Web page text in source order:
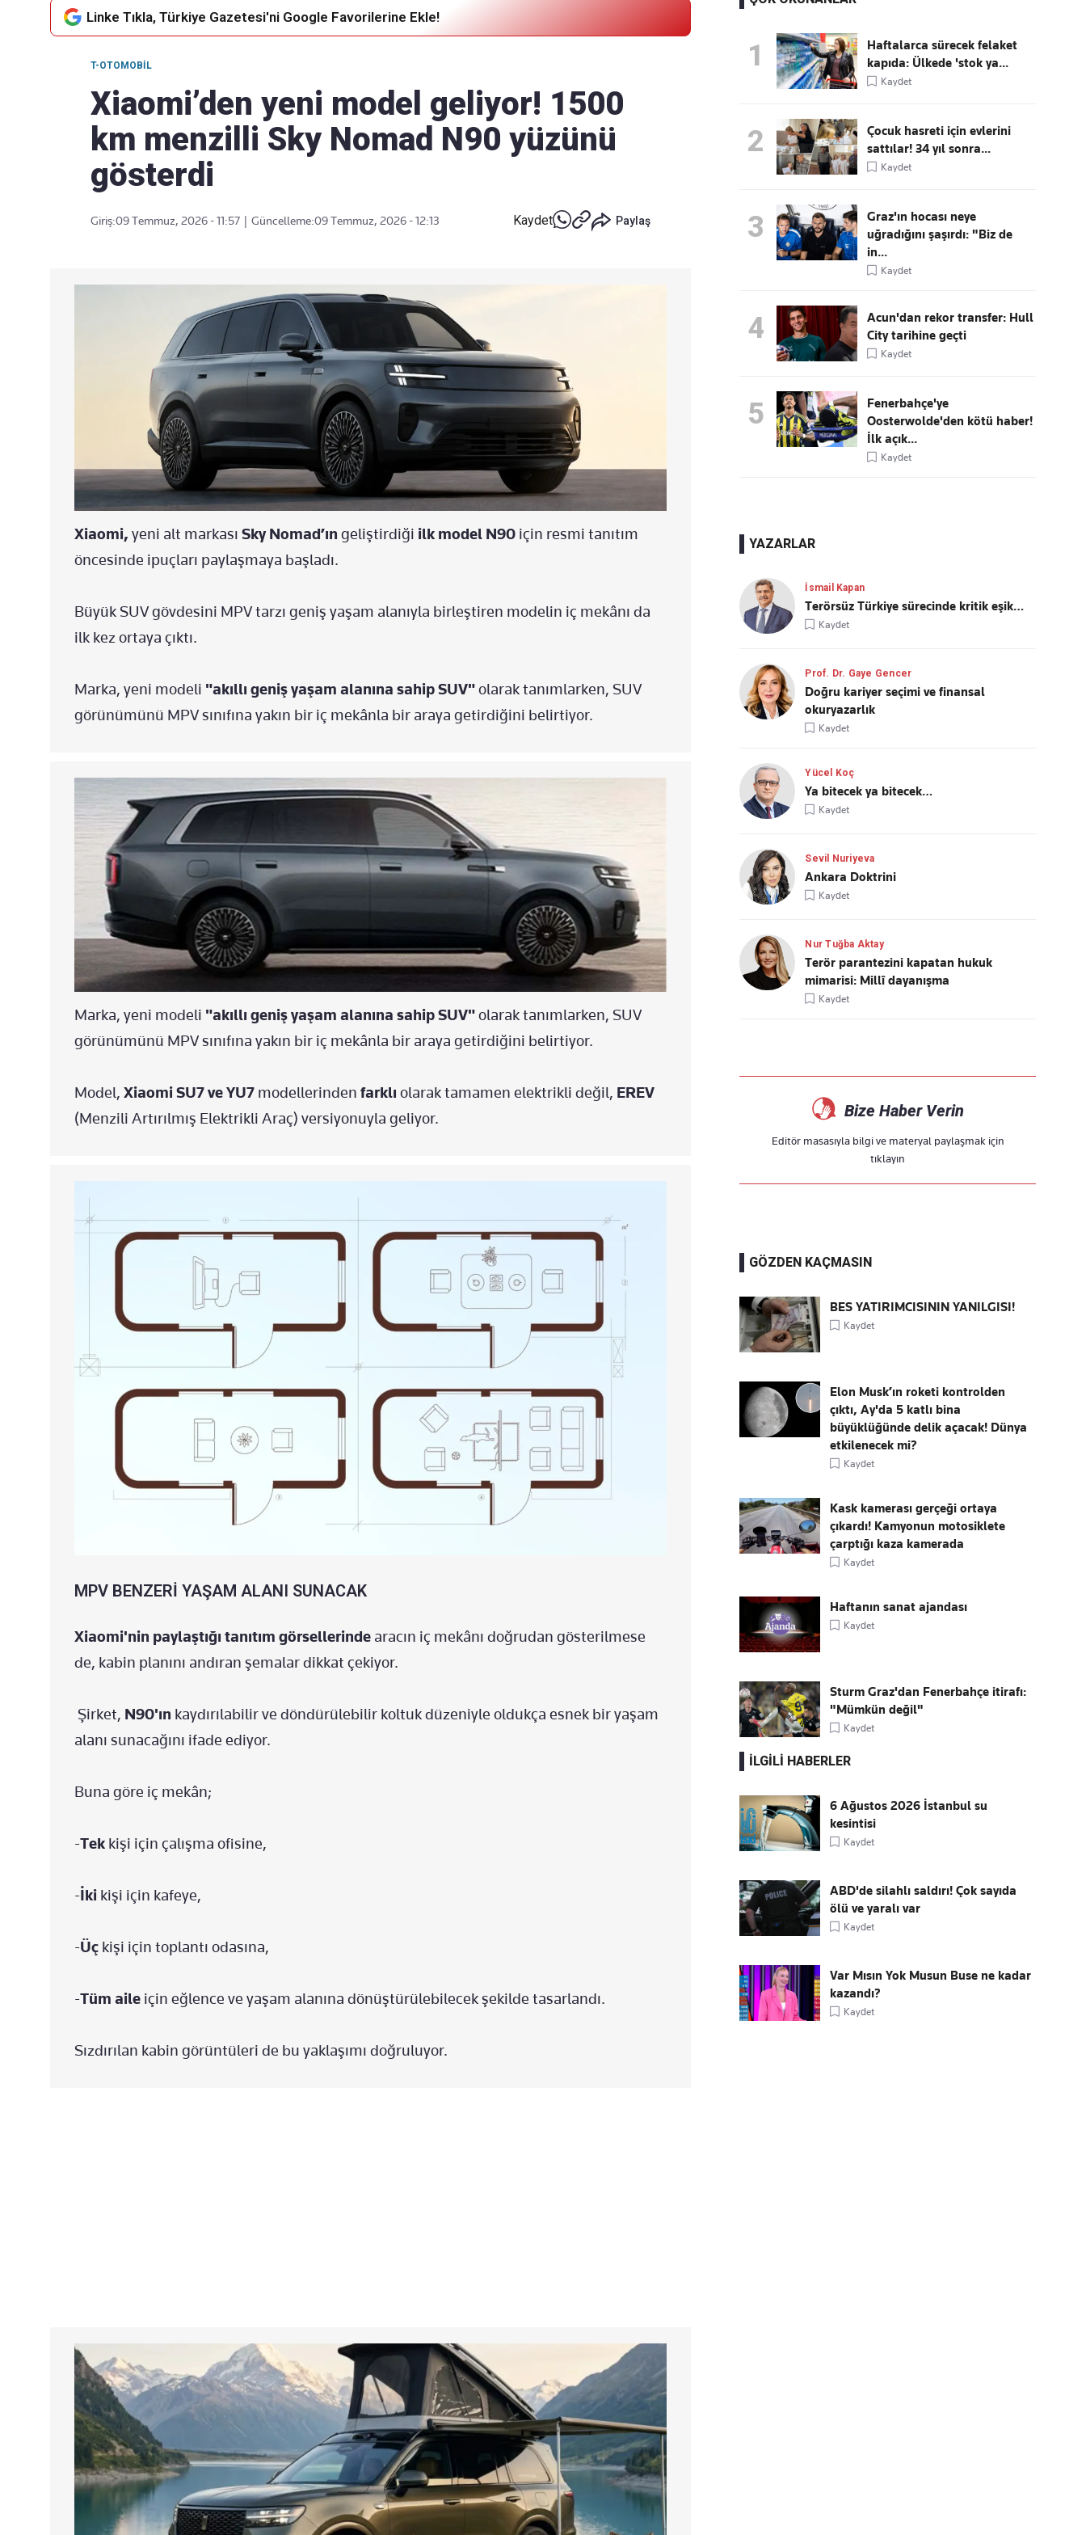
akışımıza ulaşın
göndermek için
tıklayın
Kaçırmayın
Ücretsiz üye olun, gündemi
Linke Tıkla, Türkiye Gazetesi'ni Google Favorilerine Ekle!
T-OTOMOBIL
Xiaomi’den yeni model geliyor! 1500
km menzilli Sky Nomad N90 yüzünü
gösterdi
Giriş:09 Temmuz, 2026 - 11:57 Güncelleme:09 Temmuz, 2026 - 12:13 Kaydet Paylaş
Xiaomi, yeni alt markası Sky Nomad’ın geliştirdiği ilk model N90 için resmi tanıtım
öncesinde ipuçları paylaşmaya başladı.
Büyük SUV gövdesini MPV tarzı geniş yaşam alanıyla birleştiren modelin iç mekânı da
ilk kez ortaya çıktı.
Marka, yeni modeli "akıllı geniş yaşam alanına sahip SUV"olarak tanımlarken, SUV
görünümünü MPV sınıfına yakın bir iç mekânla bir araya getirdiğini belirtiyor.
Marka, yeni modeli "akıllı geniş yaşam alanına sahip SUV"olarak tanımlarken, SUV
görünümünü MPV sınıfına yakın bir iç mekânla bir araya getirdiğini belirtiyor.
Model, Xiaomi SU7 ve YU7 modellerinden farklı olarak tamamen elektrikli değil, EREV
(Menzili Artırılmış Elektrikli Araç) versiyonuyla geliyor.
MPV BENZERİ YAŞAM ALANI SUNACAK
Xiaomi'nin paylaştığı tanıtım görsellerinde aracın iç mekânı doğrudan gösterilmese
de, kabin planını andıran şemalar dikkat çekiyor.
Şirket, N90'ın kaydırılabilir ve döndürülebilir koltuk düzeniyle oldukça esnek bir yaşam
alanı sunacağını ifade ediyor.
Buna göre iç mekân;
-Tek kişi için çalışma ofisine,
-İki kişi için kafeye,
-Üç kişi için toplantı odasına,
-Tüm aile için eğlence ve yaşam alanına dönüştürülebilecek şekilde tasarlandı.
Sızdırılan kabin görüntüleri de bu yaklaşımı doğruluyor.
1
Haftalarca sürecek felaket
kapıda: Ülkede 'stok ya...
Kaydet
2
Çocuk hasreti için evlerini
sattılar! 34 yıl sonra...
Kaydet
3
Graz'ın hocası neye
uğradığını şaşırdı: "Biz de
in...
Kaydet
4
Acun'dan rekor transfer: Hull
City tarihine geçti
Kaydet
5
Fenerbahçe'ye
Oosterwolde'den kötü haber!
İlk açık...
Kaydet
YAZARLAR
İsmail Kapan
Terörsüz Türkiye sürecinde kritik eşik…
Kaydet
Prof. Dr. Gaye Gencer
Doğru kariyer seçimi ve finansal
okuryazarlık
Kaydet
Yücel Koç
Ya bitecek ya bitecek…
Kaydet
Sevil Nuriyeva
Ankara Doktrini
Kaydet
Nur Tuğba Aktay
Terör parantezini kapatan hukuk
mimarisi: Millî dayanışma
Kaydet
Bize Haber Verin
Editör masasıyla bilgi ve materyal paylaşmak için
tıklayın
GÖZDEN KAÇMASIN
BES YATIRIMCISININ YANILGISI!
Kaydet
Elon Musk’ın roketi kontrolden
çıktı, Ay'da 5 katlı bina
büyüklüğünde delik açacak! Dünya
etkilenecek mi?
Kaydet
Kask kamerası gerçeği ortaya
çıkardı! Kamyonun motosiklete
çarptığı kaza kamerada
Kaydet
Haftanın sanat ajandası
Kaydet
Sturm Graz'dan Fenerbahçe itirafı:
"Mümkün değil"
Kaydet
İLGİLİ HABERLER
6 Ağustos 2026 İstanbul su
kesintisi
Kaydet
ABD'de silahlı saldırı! Çok sayıda
ölü ve yaralı var
Kaydet
Var Mısın Yok Musun Buse ne kadar
kazandı?
Kaydet